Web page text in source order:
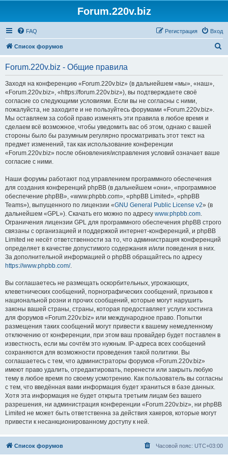
Forum.220v.biz
FAQ Вход
Регистрация
Список форумов
Forum.220v.biz - Общие правила
Заходя на конференцию «Forum.220v.biz» (в дальнейшем «мы», «наш»,
«Forum.220v.biz», «https://forum.220v.biz»), вы подтверждаете своё
согласие со следующими условиями. Если вы не согласны с ними,
пожалуйста, не заходите и не пользуйтесь форумами «Forum.220v.biz».
Мы оставляем за собой право изменять эти правила в любое время и
сделаем всё возможное, чтобы уведомить вас об этом, однако с вашей
стороны было бы разумным регулярно просматривать этот текст на
предмет изменений, так как использование конференции
«Forum.220v.biz» после обновления/исправления условий означает ваше
согласие с ними.
Наши форумы работают под управлением программного обеспечения
для создания конференций phpBB (в дальнейшем «они», «программное
обеспечение phpBB», «www.phpbb.com», «phpBB Limited», «phpBB
Teams»), выпущенного по лицензии «GNU General Public License v2» (в
дальнейшем «GPL»). Скачать его можно по адресу www.phpbb.com.
Ограничения лицензии GPL для программного обеспечения phpBB строго
связаны с организацией и поддержкой интернет-конференций, и phpBB
Limited не несёт ответственности за то, что администрация конференций
определяет в качестве допустимого содержания и/или поведения в них.
За дополнительной информацией о phpBB обращайтесь по адресу
https://www.phpbb.com/.
Вы соглашаетесь не размещать оскорбительных, угрожающих,
клеветнических сообщений, порнографических сообщений, призывов к
национальной розни и прочих сообщений, которые могут нарушить
законы вашей страны, страны, которая предоставляет услуги хостинга
для форумов «Forum.220v.biz» или международное право. Попытки
размещения таких сообщений могут привести к вашему немедленному
отключению от конференции, при этом ваш провайдер будет поставлен в
известность, если мы сочтём это нужным. IP-адреса всех сообщений
сохраняются для возможности проведения такой политики. Вы
соглашаетесь с тем, что администраторы форумов «Forum.220v.biz»
имеют право удалить, отредактировать, перенести или закрыть любую
тему в любое время по своему усмотрению. Как пользователь вы согласны
с тем, что введённая вами информация будет храниться в базе данных.
Хотя эта информация не будет открыта третьим лицам без вашего
разрешения, ни администрация конференции «Forum.220v.biz», ни phpBB
Limited не может быть ответственна за действия хакеров, которые могут
привести к несанкционированному доступу к ней.
Список форумов Часовой пояс: UTC+03:00